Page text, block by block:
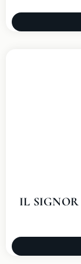
IL